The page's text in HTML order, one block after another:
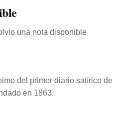
una nota disponible
del primer diario satírico de
en 1863.